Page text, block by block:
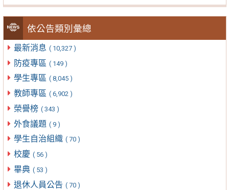
依公告類別彙總
最新消息 ( 10,327 )
防疫專區 ( 149 )
學生專區 ( 8,045 )
教師專區 ( 6,902 )
榮譽榜 ( 343 )
外食議題 ( 9 )
學生自治組織 ( 70 )
校慶 ( 56 )
畢典 ( 53 )
退休人員公告 ( 70 )